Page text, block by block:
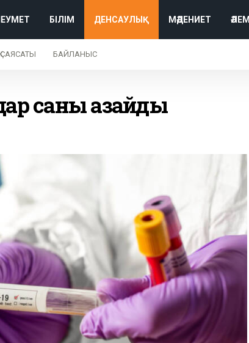
БІЛІМ ДЕНСАУЛЫҚ МӘДЕНИЕТ ӘЛЕМ
САЯСАТЫ БАЙЛАНЫС
саны азайды